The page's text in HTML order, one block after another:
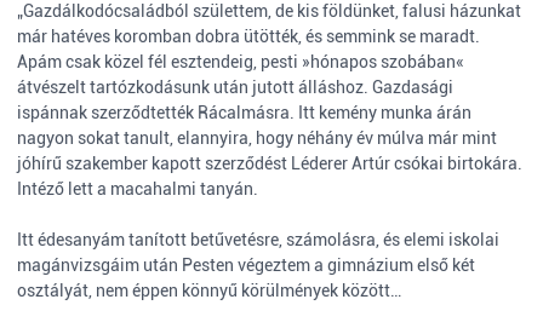
„Gazdálkodócsaládból születtem, de kis földünket, falusi házunkat
már hatéves koromban dobra ütötték, és semmink se maradt.
Apám csak közel fél esztendeig, pesti »hónapos szobában«
átvészelt tartózkodásunk után jutott álláshoz. Gazdasági
ispánnak szerződtették Rácalmásra. Itt kemény munka árán
nagyon sokat tanult, elannyira, hogy néhány év múlva már mint
jóhírű szakember kapott szerződést Léderer Artúr csókai birtokára.
Intéző lett a macahalmi tanyán.
Itt édesanyám tanított betűvetésre, számolásra, és elemi iskolai
magánvizsgáim után Pesten végeztem a gimnázium első két
osztályát, nem éppen könnyű körülmények között…